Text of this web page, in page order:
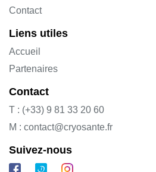
Contact
Liens utiles
Accueil
Partenaires
Contact
T : (+33) 9 81 33 20 60
M : contact@cryosante.fr
Suivez-nous